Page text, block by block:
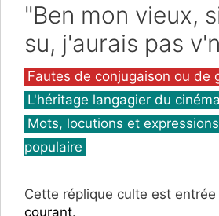
"Ben mon vieux,
su, j'aurais pas
Catégories
Fautes de conjugaison ou de
L'héritage langagier du
Mots, locutions et
populaire
Cette réplique culte est entrée
courant.